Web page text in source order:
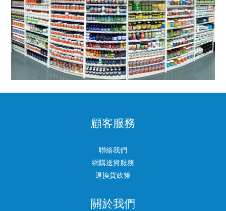
顧客服務
聯絡我們
網購送貨服務
退換貨政策
關於我們